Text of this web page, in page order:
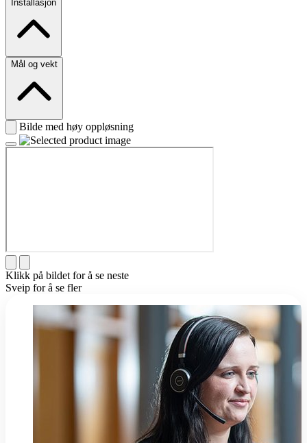
Installasjon
Mål og vekt
Bilde med høy oppløsning
Klikk på bildet for å se neste
Sveip for å se fler